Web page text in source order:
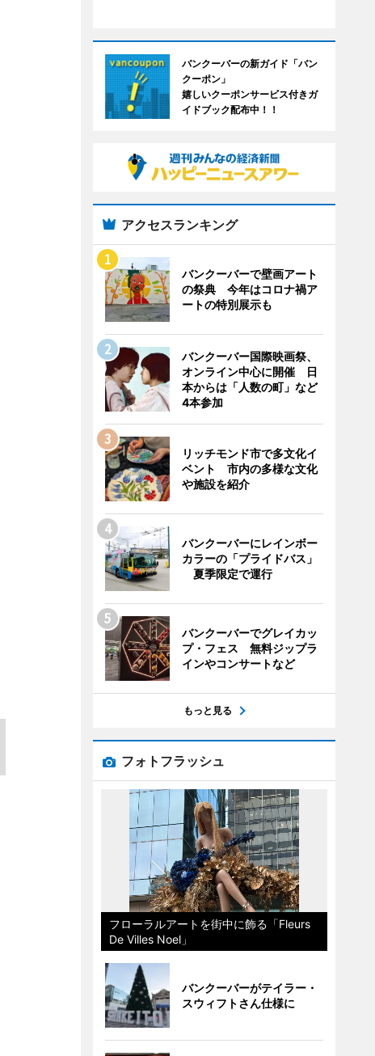
バンクーバーの新ガイド「バン
クーポン」
嬉しいクーポンサービス付きガ
イドブック配布中！！
アクセスランキング
バンクーバーで壁画アート
の祭典 今年はコロナ禍ア
ートの特別展示も
バンクーバー国際映画祭、
オンライン中心に開催 日
本からは「人数の町」など
4本参加
リッチモンド市で多文化イ
ベント 市内の多様な文化
や施設を紹介
バンクーバーにレインボー
カラーの「プライドバス」
夏季限定で運行
バンクーバーでグレイカッ
プ・フェス 無料ジップラ
インやコンサートなど
もっと見る
フォトフラッシュ
フローラルアートを街中に飾る「Fleurs
De Villes Noel」
バンクーバーがテイラー・
スウィフトさん仕様に